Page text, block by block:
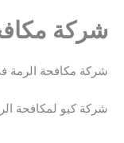
شركة
شركة مكافحة الرمة
شركة كيو لمكافحة